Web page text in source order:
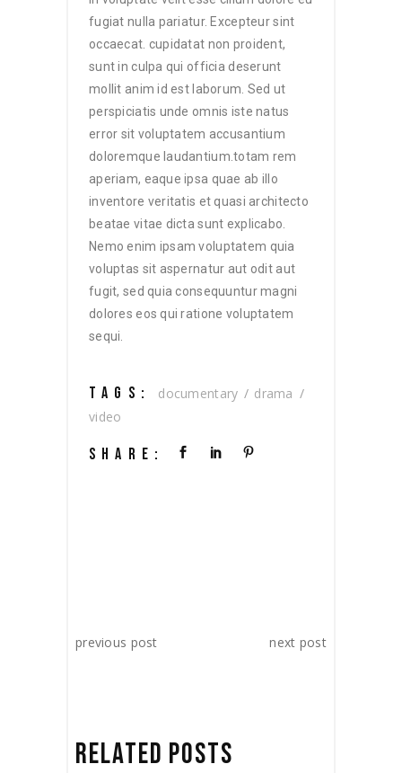
fugiat nulla pariatur. Excepteur sint
occaecat. cupidatat non proident,
sunt in culpa qui officia deserunt
mollit anim id est laborum. Sed ut
perspiciatis unde omnis iste natus
error sit voluptatem accusantium
doloremque laudantium.totam rem
aperiam, eaque ipsa quae ab illo
inventore veritatis et quasi architecto
beatae vitae dicta sunt explicabo.
Nemo enim ipsam voluptatem quia
voluptas sit aspernatur aut odit aut
fugit, sed quia consequuntur magni
dolores eos qui ratione voluptatem
sequi.
TAGS: documentary
drama
video
SHARE:
previous post next post
RELATED POSTS